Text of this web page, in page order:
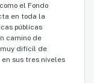
el Fondo
en toda la
públicas
camino de
difícil de
sus tres niveles